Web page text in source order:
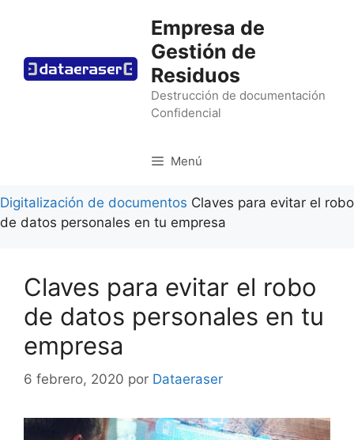
Empresa de
Gestión de
Residuos
Destrucción de documentación
Confidencial
Menú
Digitalización de documentos Claves para evitar el robo
de datos personales en tu empresa
Claves para evitar el robo
de datos personales en tu
empresa
6 febrero, 2020 por Dataeraser